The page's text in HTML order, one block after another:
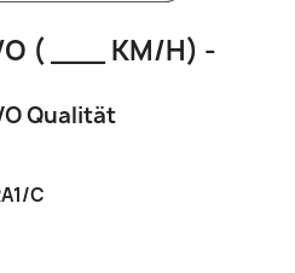
( ___ KM/H) -
Qualität
C